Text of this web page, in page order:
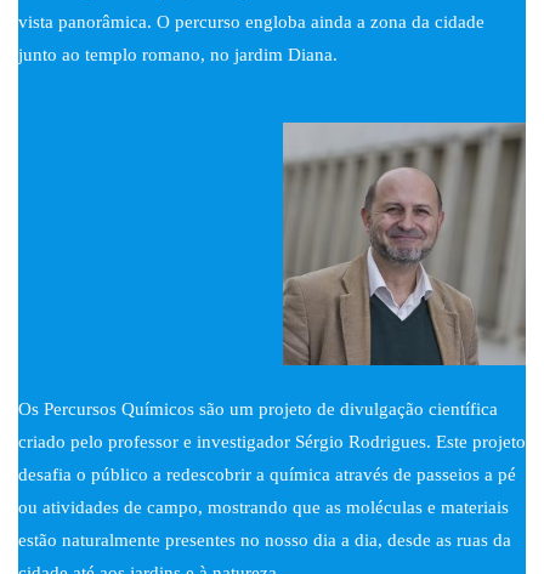
vista panorâmica. O percurso engloba ainda a zona da cidade
junto ao templo romano, no jardim Diana.
Os Percursos Químicos são um projeto de divulgação científica
criado pelo professor e investigador Sérgio Rodrigues. Este projeto
desafia o público a redescobrir a química através de passeios a pé
ou atividades de campo, mostrando que as moléculas e materiais
estão naturalmente presentes no nosso dia a dia, desde as ruas da